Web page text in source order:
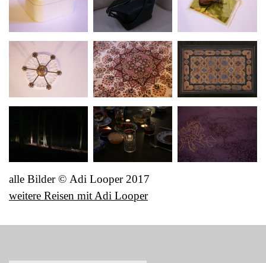
alle Bilder © Adi Looper 2017
weitere Reisen mit Adi Looper